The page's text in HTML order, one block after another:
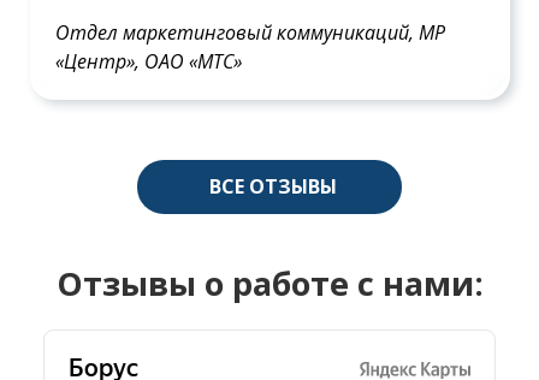
Отдел маркетинговый коммуникаций, МР
«Центр», ОАО «МТС»
ВСЕ ОТЗЫВЫ
Отзывы о работе с нами: